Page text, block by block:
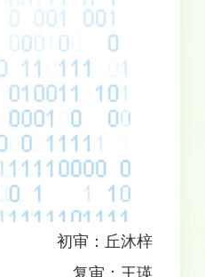
初审：丘沐梓
复审：王瑛